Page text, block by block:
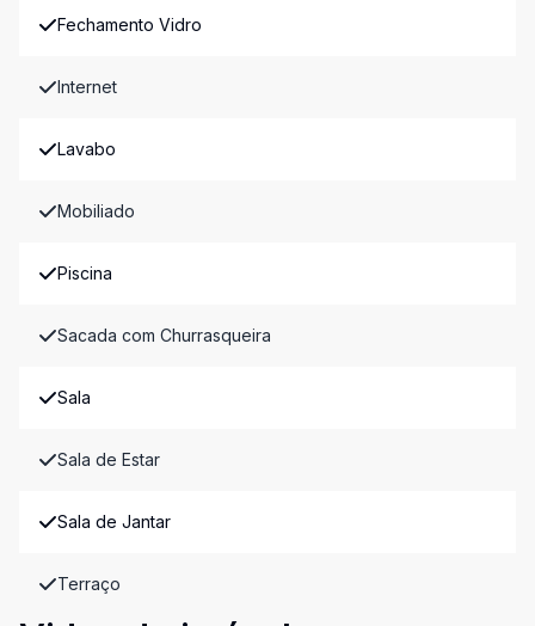
Fechamento Vidro
Internet
Lavabo
Mobiliado
Piscina
Sacada com Churrasqueira
Sala
Sala de Estar
Sala de Jantar
Terraço